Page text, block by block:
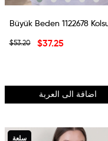
$37.25
$53.20
اضافة الى العربة
سلعة